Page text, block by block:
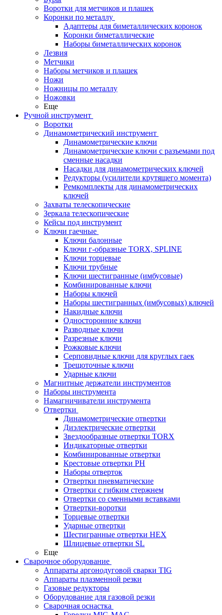
Воротки для метчиков и плашек
Коронки по металлу
Адаптеры для биметаллических коронок
Коронки биметаллические
Наборы биметаллических коронок
Лезвия
Метчики
Наборы метчиков и плашек
Ножи
Ножницы по металлу
Ножовки
Еще
Ручной инструмент
Воротки
Динамометрический инструмент
Динамометрические ключи
Динамометрические ключи с разъемами под
сменные насадки
Насадки для динамометрических ключей
Редукторы (усилители крутящего момента)
Ремкомплекты для динамометрических
ключей
Захваты телескопические
Зеркала телескопические
Кейсы под инструмент
Ключи гаечные
Ключи балонные
Ключи г-образные TORX, SPLINE
Ключи торцевые
Ключи трубные
Ключи шестигранные (имбусовые)
Комбинированные ключи
Наборы ключей
Наборы шестигранных (имбусовых) ключей
Накидные ключи
Односторонние ключи
Разводные ключи
Разрезные ключи
Рожковые ключи
Серповидные ключи для круглых гаек
Трещоточные ключи
Ударные ключи
Магнитные держатели инструментов
Наборы инструмента
Намагничиватели инструмента
Отвертки
Динамометрические отвертки
Диэлектрические отвертки
Звездообразные отвертки TORX
Индикаторные отвертки
Комбинированные отвертки
Крестовые отвертки PH
Наборы отверток
Отвертки пневматические
Отвертки с гибким стержнем
Отвертки со сменными вставками
Отвертки-воротки
Торцевые отвертки
Ударные отвертки
Шестигранные отвертки HEX
Шлицевые отвертки SL
Еще
Сварочное оборудование
Аппараты аргонодуговой сварки TIG
Аппараты плазменной резки
Газовые редукторы
Оборудование для газовой резки
Сварочная оснастка